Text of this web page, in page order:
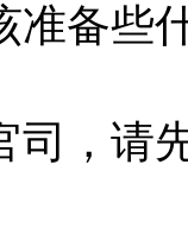
准备些
，请先